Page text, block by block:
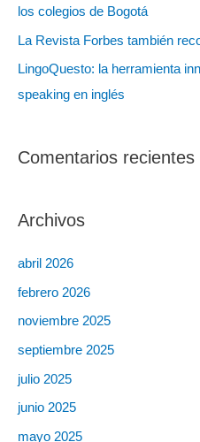
los colegios de Bogotá
La Revista Forbes también
LingoQuesto: la herramienta
speaking en inglés
Comentarios recientes
Archivos
abril 2026
febrero 2026
noviembre 2025
septiembre 2025
julio 2025
junio 2025
mayo 2025